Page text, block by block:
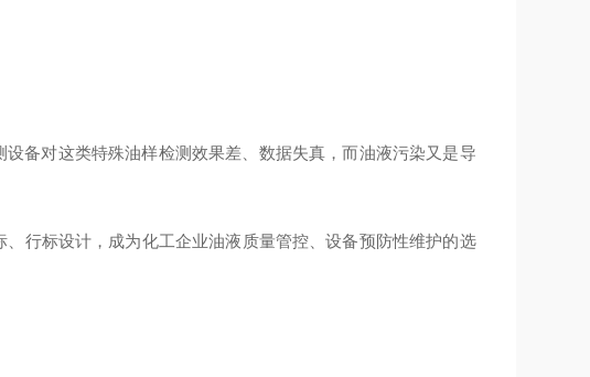
备对这类特殊油样检测效果差、数据失真，而油液污染又是导
行标设计，成为化工企业油液质量管控、设备预防性维护的选